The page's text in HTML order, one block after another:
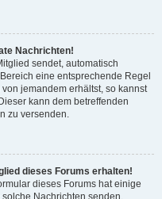
Nachrichten!
sendet, automatisch
eine entsprechende Regel
jemandem erhältst, so kannst
kann dem betreffenden
zu versenden.
dieses Forums erhalten!
dieses Forums hat einige
Nachrichten senden,